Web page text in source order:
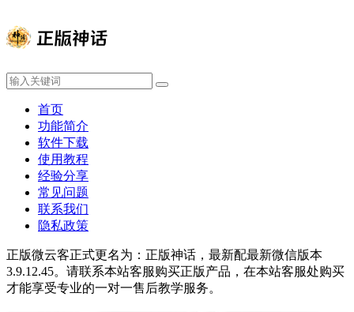
首页
功能简介
软件下载
使用教程
经验分享
常见问题
联系我们
隐私政策
正版微云客正式更名为：正版神话，最新配最新微信版本
3.9.12.45。请联系本站客服购买正版产品，在本站客服处购买
才能享受专业的一对一售后教学服务。